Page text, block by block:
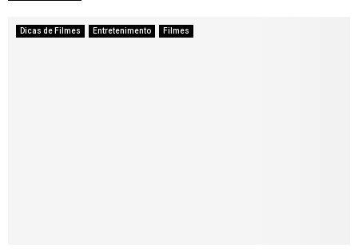
Dicas de Filmes Entretenimento Filmes